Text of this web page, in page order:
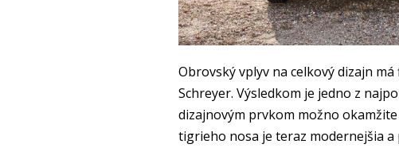
Obrovský vplyv na celkový dizajn má
Schreyer. Výsledkom je jedno z
dizajnovým prvkom možno
tigrieho nosa je teraz modernejšia